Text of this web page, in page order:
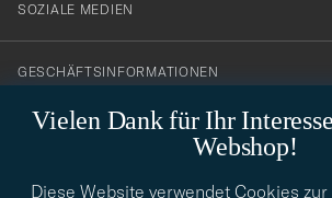
Vielen Dank für Ihr
Webshop!
Diese Website verwendet Cookies
SOZIALE MEDIEN
GESCHÄFTSINFORMATIONEN